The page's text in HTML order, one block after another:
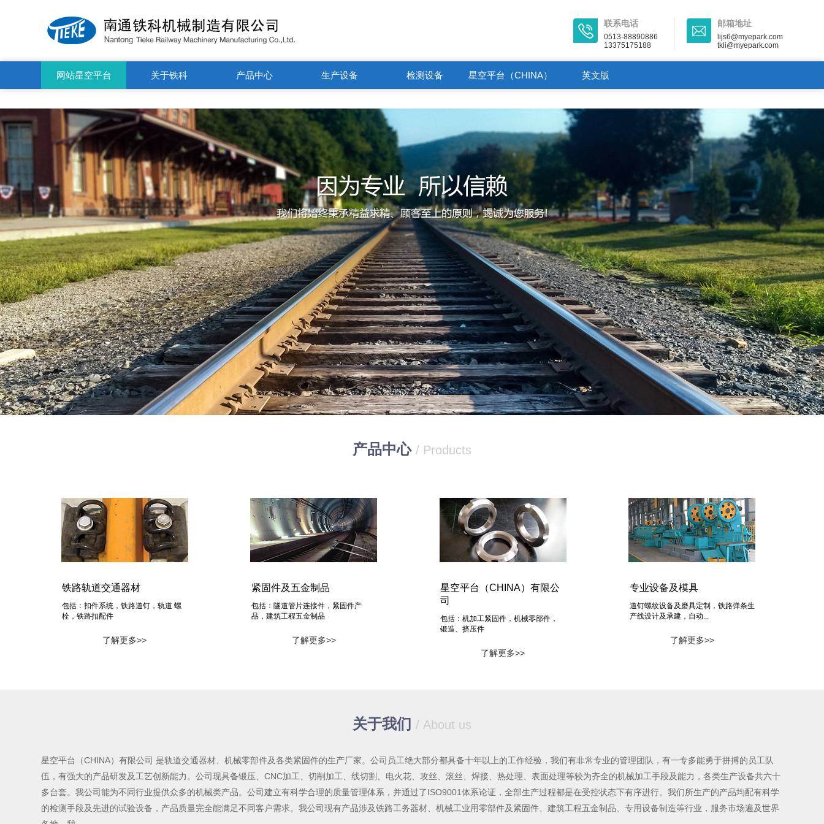
联系电话
0513-88890886
13375175188
邮箱地址
lijs6@myepark.com
tkli@myepark.com
网站星空平台 关于铁科 产品中心 生产设备 检测设备 星空平台（CHINA） 英文版
产品中心 / Products
铁路轨道交通器材
包括：扣件系统，铁路道钉，轨道 螺
栓，铁路扣配件
了解更多>>
紧固件及五金制品
包括：隧道管片连接件，紧固件产
品，建筑工程五金制品
了解更多>>
星空平台（CHINA）有限公
司
包括：机加工紧固件，机械零部件，
锻造、挤压件
了解更多>>
专业设备及模具
道钉螺纹设备及磨具定制，铁路弹条生
产线设计及承建，自动...
了解更多>>
关于我们 / About us
星空平台（CHINA）有限公司 是轨道交通器材、机械零部件及各类紧固件的生产厂家。公司员工绝大部分都具备十年以上的工作经验，我们有非常专业的管理团队，有一专多能勇于拼搏的员工队
伍，有强大的产品研发及工艺创新能力。公司现具备锻压、CNC加工、切削加工、线切割、电火花、攻丝、滚丝、焊接、热处理、表面处理等较为齐全的机械加工手段及能力，各类生产设备共六十
多台套。我公司能为不同行业提供众多的机械类产品。公司建立有科学合理的质量管理体系，并通过了ISO9001体系论证，全部生产过程都是在受控状态下有序进行。我们所生产的产品均配有科学
的检测手段及先进的试验设备，产品质量完全能满足不同客户需求。我公司现有产品涉及铁路工务器材、机械工业用零部件及紧固件、建筑工程五金制品、专用设备制造等行业，服务市场遍及世界